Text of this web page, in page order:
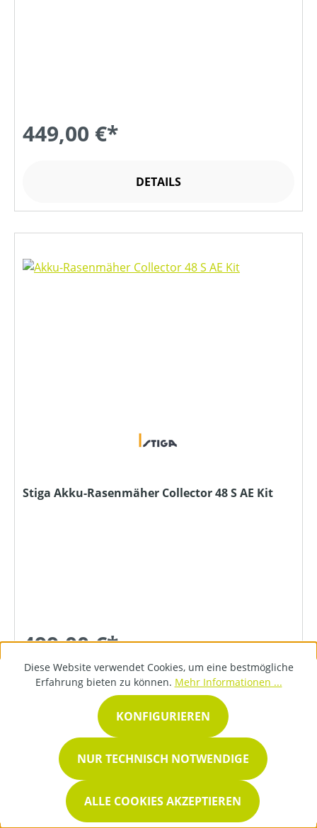
449,00 €*
DETAILS
Stiga Akku-Rasenmäher Collector 48 S AE Kit
499,00 €*
DETAILS
Diese Website verwendet Cookies, um eine bestmögliche
Erfahrung bieten zu können. Mehr Informationen ...
NUR TECHNISCH NOTWENDIGE
KONFIGURIEREN
ALLE COOKIES AKZEPTIEREN